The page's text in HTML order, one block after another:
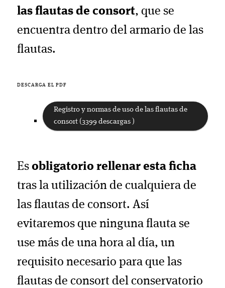
las flautas de consort, que se
encuentra dentro del armario de las
flautas.
DESCARGA EL PDF
Registro y normas de uso de las flautas de
consort (3399 descargas )
Esobligatorio rellenar esta ficha
tras la utilización de cualquiera de
las flautas de consort. Así
evitaremos que ninguna flauta se
use más de una hora al día, un
requisito necesario para que las
flautas de consort del conservatorio